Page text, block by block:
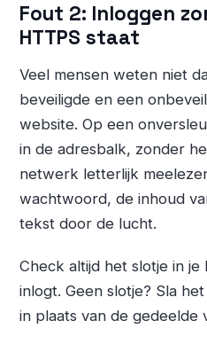
Fout 2: Inloggen
HTTPS staat
Veel mensen weten niet
beveiligde en een
website. Op een
in de adresbalk, zonder
netwerk letterlijk
wachtwoord, de inhoud
tekst door de lucht.
Check altijd het slotje in
inlogt. Geen slotje? Sla
in plaats van de gedeelde